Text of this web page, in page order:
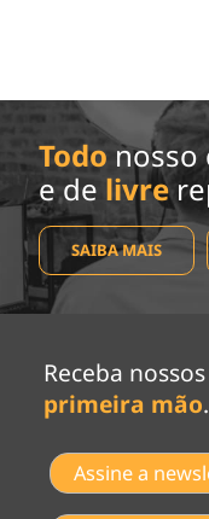
Todo
e de livre
SAIBA MAIS
Receba
primeira mão.
Assine a